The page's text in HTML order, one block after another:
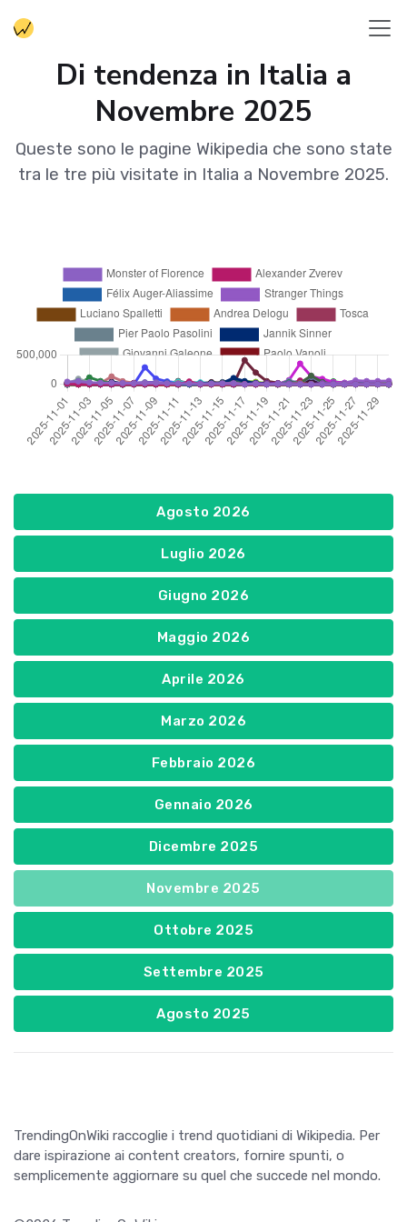
Di tendenza in Italia a
Novembre 2025
Queste sono le pagine Wikipedia che sono state
tra le tre più visitate in Italia a Novembre 2025.
Agosto 2026
Luglio 2026
Giugno 2026
Maggio 2026
Aprile 2026
Marzo 2026
Febbraio 2026
Gennaio 2026
Dicembre 2025
Novembre 2025
Ottobre 2025
Settembre 2025
Agosto 2025
TrendingOnWiki raccoglie i trend quotidiani di Wikipedia. Per
dare ispirazione ai content creators, fornire spunti, o
semplicemente aggiornare su quel che succede nel mondo.